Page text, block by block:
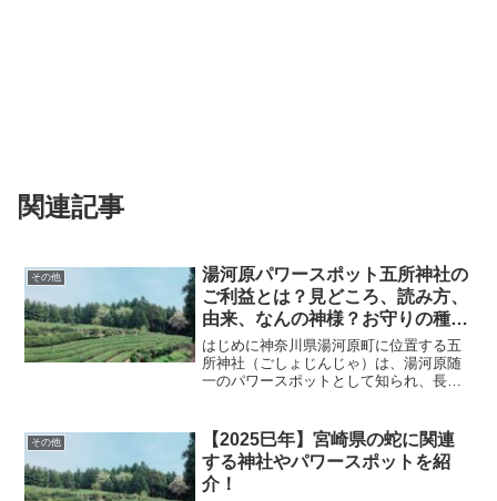
関連記事
その他
湯河原パワースポット五所神社の
ご利益とは？見どころ、読み方、
由来、なんの神様？お守りの種類
や価格、御朱印、駐車場やアクセ
ス情報を解説！
はじめに神奈川県湯河原町に位置する五
所神社（ごしょじんじゃ）は、湯河原随
一のパワースポットとして知られ、長寿
神木が見守るこの神社は、歴史と自然が
織りなす荘厳な雰囲気...
その他
【2025巳年】宮崎県の蛇に関連
する神社やパワースポットを紹
介！